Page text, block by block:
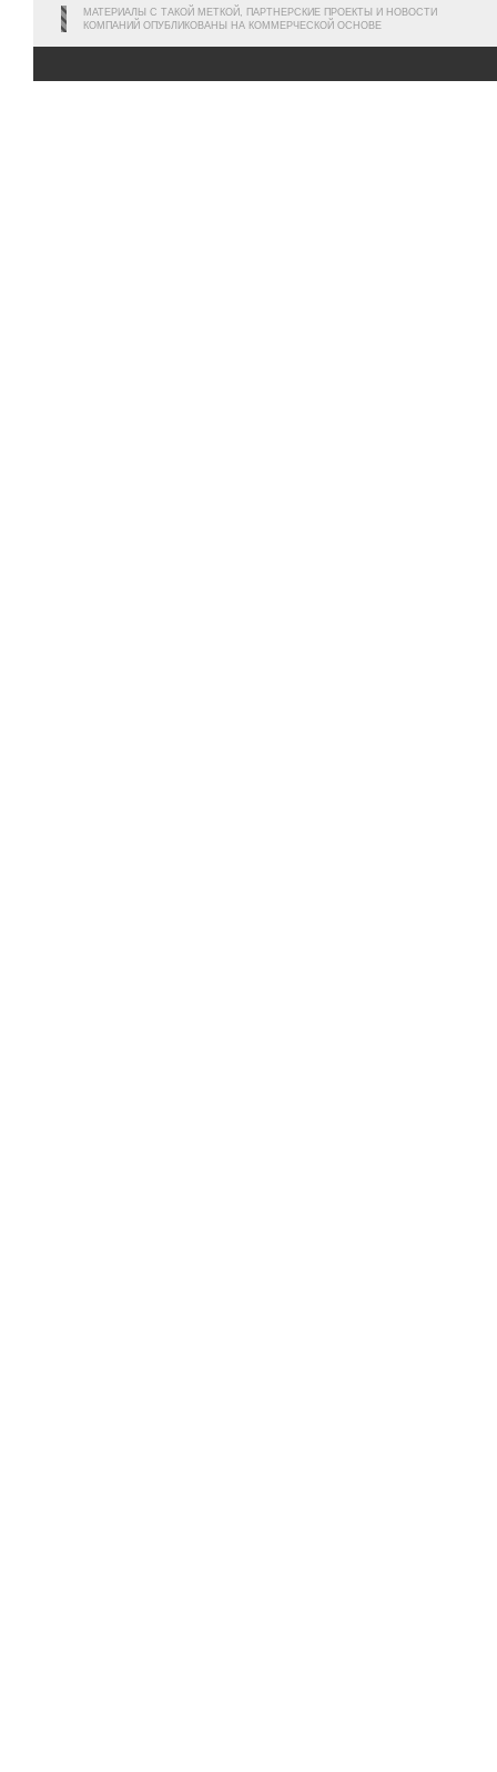
МАТЕРИАЛЫ С ТАКОЙ МЕТКОЙ, ПАРТНЕРСКИЕ ПРОЕКТЫ И НОВОСТИ
КОМПАНИЙ ОПУБЛИКОВАНЫ НА КОММЕРЧЕСКОЙ ОСНОВЕ